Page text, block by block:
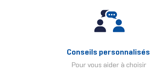
Conseils personnalisés
Pour vous aider à choisir